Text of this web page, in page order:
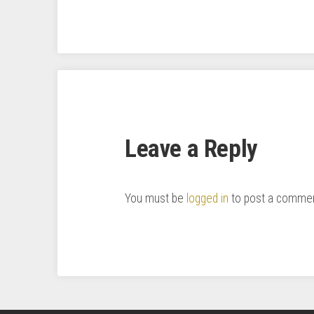
Leave a Reply
You must be logged in to post a